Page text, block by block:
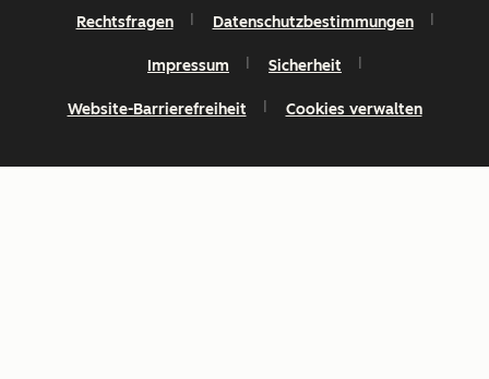
Rechtsfragen Datenschutzbestimmungen
Impressum Sicherheit
Website-Barrierefreiheit Cookies verwalten